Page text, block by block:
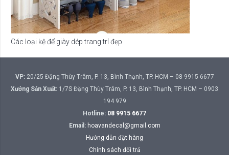
Các loại kệ để giày dép trang trí đẹp
VP:20/25 Đặng Thùy Trâm, P. 13, Bình Thạnh, TP. HCM – 08 9915 6677
Xưởng Sản Xuất: 1/7S Đặng Thùy Trâm, P. 13, Bình Thạnh, TP. HCM – 0903
194 979
Hotline: 08 9915 6677
Email: hoavandecal@gmail.com
Hướng dẫn đặt hàng
Chính sách đổi trả